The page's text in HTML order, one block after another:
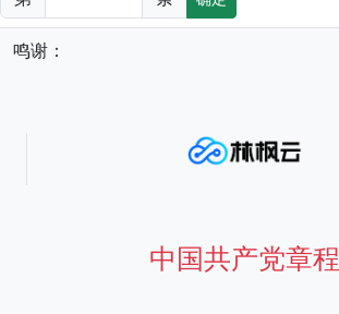
鸣谢：
中国共产党章程